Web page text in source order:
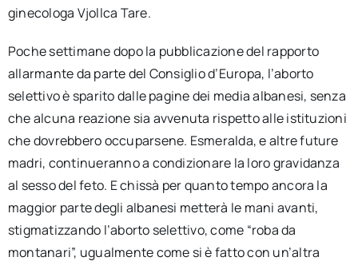
ginecologa Vjollca Tare.
Poche settimane dopo la pubblicazione del rapporto
allarmante da parte del Consiglio d’Europa, l’aborto
selettivo è sparito dalle pagine dei media albanesi, senza
che alcuna reazione sia avvenuta rispetto alle istituzioni
che dovrebbero occuparsene. Esmeralda, e altre future
madri, continueranno a condizionare la loro gravidanza
al sesso del feto. E chissà per quanto tempo ancora la
maggior parte degli albanesi metterà le mani avanti,
stigmatizzando l’aborto selettivo, come “roba da
montanari”, ugualmente come si è fatto con un’altra